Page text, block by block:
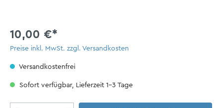
10,00 €*
Preise inkl. MwSt. zzgl. Versandkosten
Versandkostenfrei
Sofort verfügbar, Lieferzeit 1-3 Tage